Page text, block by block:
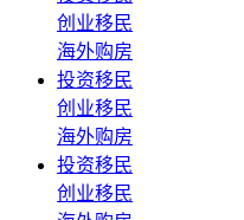
创业移民
海外购房
投资移民
创业移民
海外购房
投资移民
创业移民